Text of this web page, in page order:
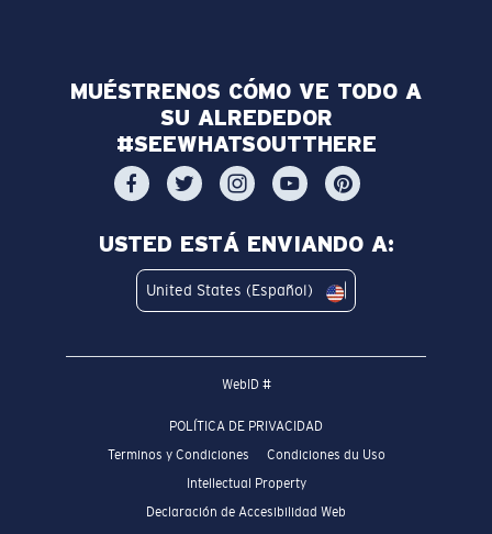
MUÉSTRENOS CÓMO VE TODO A
SU ALREDEDOR
#SEEWHATSOUTTHERE
USTED ESTÁ ENVIANDO A:
United States (Español)
WebID #
POLÍTICA DE PRIVACIDAD
Terminos y Condiciones
Condiciones du Uso
Intellectual Property
Declaración de Accesibilidad Web